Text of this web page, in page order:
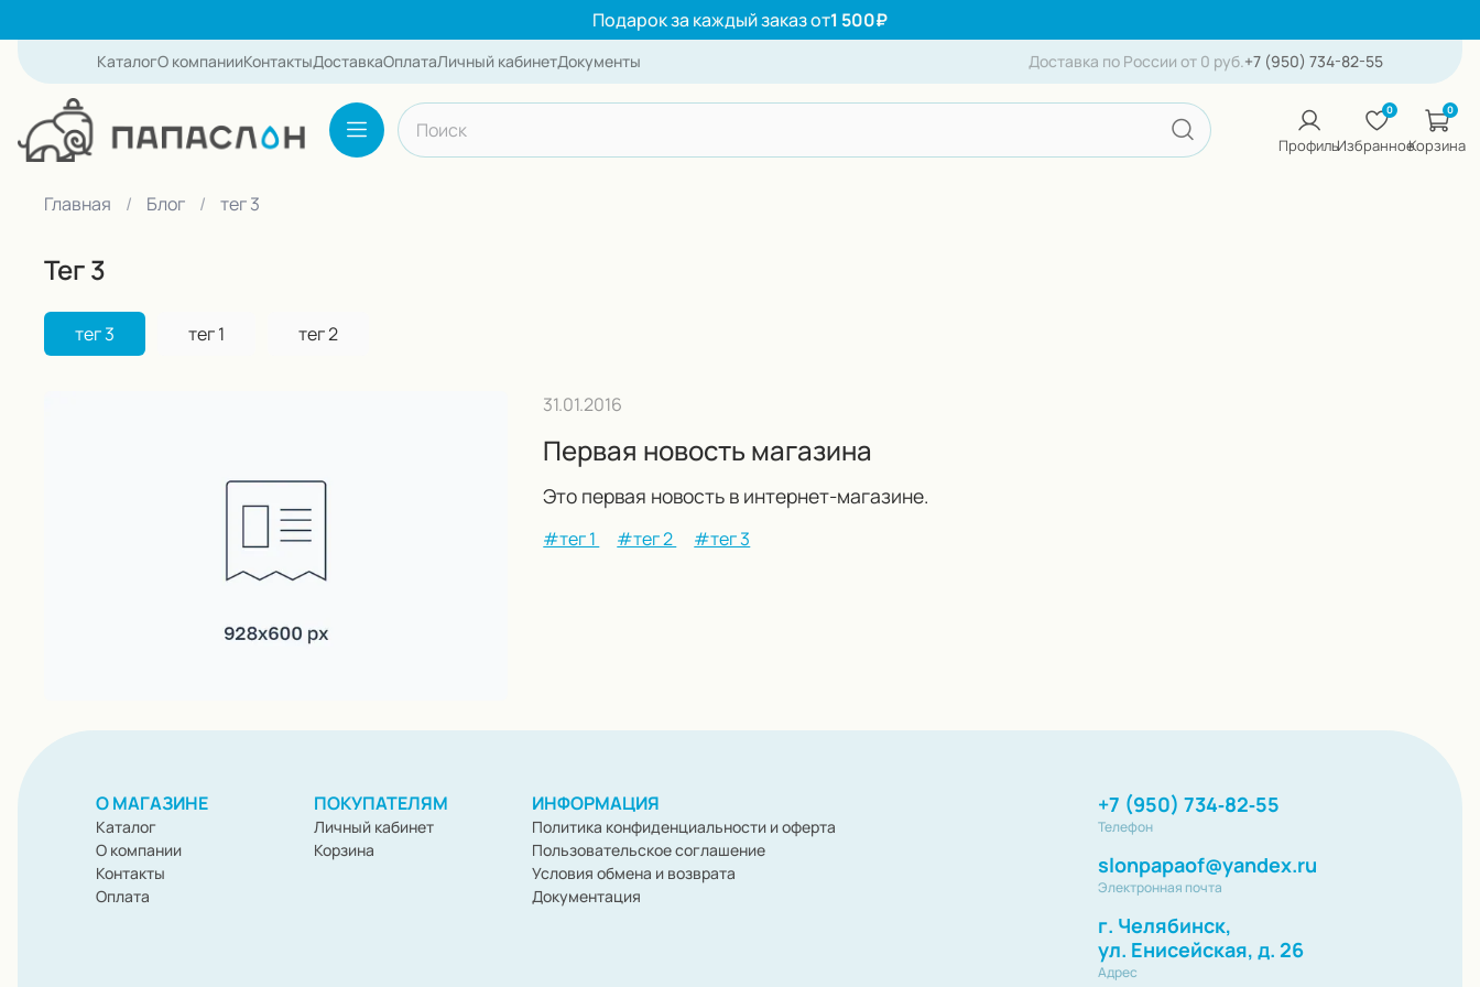
Подарок за каждый заказ от1 500₽
КаталогО компанииКонтактыДоставкаОплатаЛичный кабинетДокументы Доставка по России от 0 руб.+7 (950) 734-82-55
Каталог
Поиск по сайту
Профиль
0
Избранное
0
Корзина
Главная Блог тег 3
тег 3
тег 3 тег 1 тег 2
Первая новость магазина
Это первая новость в интернет-магазине.
31.01.2016
#тег 1 #тег 2 #тег 3
О МАГАЗИНЕ
Каталог
О компании
Контакты
Оплата
ПОКУПАТЕЛЯМ
Личный кабинет
Корзина
ИНФОРМАЦИЯ
Политика конфиденциальности и оферта
Пользовательское соглашение
Условия обмена и возврата
Документация
+7 (950) 734‑82‑55
Телефон
slonpapaof@yandex.ru
Электронная почта
г. Челябинск,
ул. Енисейская, д. 26
Адрес